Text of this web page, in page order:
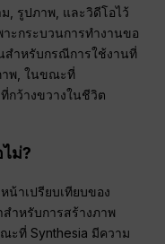
, รูปภาพ, และวิดีโอไว้
ะกระบวนการทำงานขอ
สำหรับกรณีการใช้งานที่
าพ, ในขณะที่
กว้างขวางในชีวิต
ม่?
น้าเปรียบเทียบของ
สำหรับการสร้างภาพ
ะที่ Synthesia มีความ